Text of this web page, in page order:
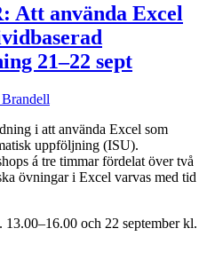
Att använda Excel
21–22 sept
Brandell
i att använda Excel som
uppföljning (ISU).
á tre timmar fördelat över två
övningar i Excel varvas med tid
13.00–16.00 och 22 september kl.